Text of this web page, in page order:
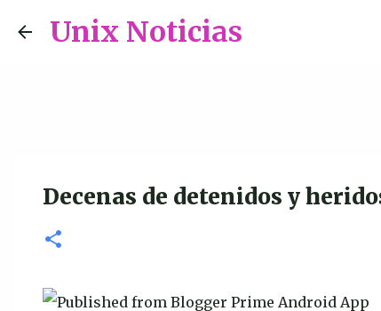
Unix Noticias
Decenas de detenidos y